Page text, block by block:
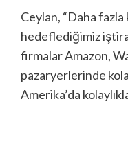
Ceylan, “Daha fazla
hedeflediğimiz
firmalar Amazon,
pazaryerlerinde
Amerika’da